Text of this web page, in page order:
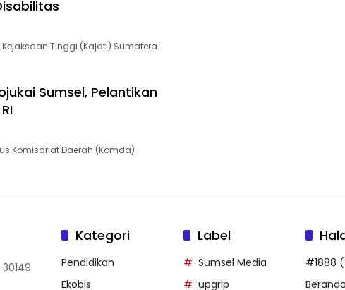
Tinggi (Kajati) Sumatera
Sumsel, Pelantikan
Komisariat Daerah (Komda)
Kategori
Pendidikan
Ekobis
Label
Sumsel Media
upgrip
#1888
Beranda